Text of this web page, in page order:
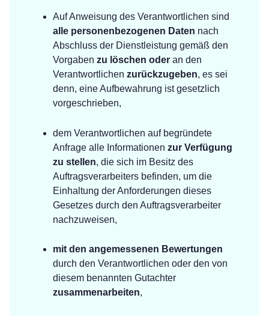
Auf Anweisung des Verantwortlichen sind
alle personenbezogenen Daten nach
Abschluss der Dienstleistung gemäß den
Vorgaben zu löschen oder an den
Verantwortlichen zurückzugeben, es sei
denn, eine Aufbewahrung ist gesetzlich
vorgeschrieben,
dem Verantwortlichen auf begründete
Anfrage alle Informationen zur Verfügung
zu stellen, die sich im Besitz des
Auftragsverarbeiters befinden, um die
Einhaltung der Anforderungen dieses
Gesetzes durch den Auftragsverarbeiter
nachzuweisen,
mit den angemessenen Bewertungen
durch den Verantwortlichen oder den von
diesem benannten Gutachter
zusammenarbeiten,